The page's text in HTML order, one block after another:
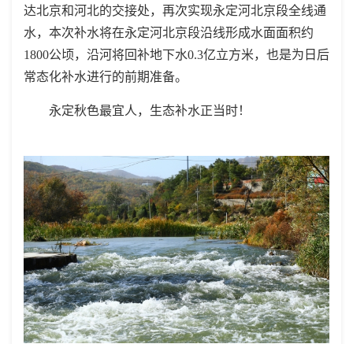
达北京和河北的交接处，再次实现永定河北京段全线通
水，本次补水将在永定河北京段沿线形成水面面积约
1800公顷，沿河将回补地下水0.3亿立方米，也是为日后
常态化补水进行的前期准备。
永定秋色最宜人，生态补水正当时！